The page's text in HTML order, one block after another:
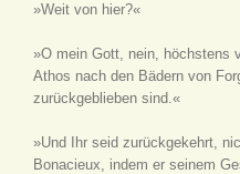
»Weit von hier?«
»O mein Gott, nein, höchstens
Athos nach den Bädern von
zurückgeblieben sind.«
»Und Ihr seid zurückgekehrt,
Bonacieux, indem er seinem